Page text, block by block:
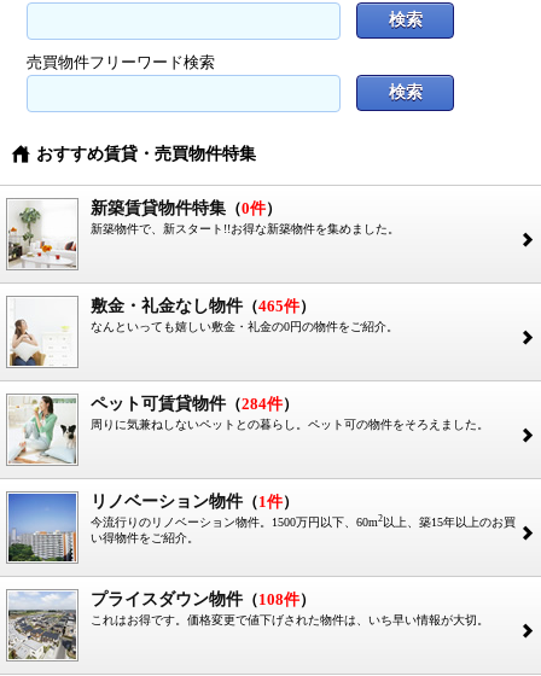
売買物件フリーワード検索
} おすすめ賃貸・売買物件特集
新築賃貸物件特集 （0件）
新築物件で、新スタート!!お得な新築物件を集めました。
2
敷金・礼金なし物件（465件）
なんといっても嬉しい敷金・礼金の0円の物件をご紹介。
2
ペット可賃貸物件（284件）
周りに気兼ねしないペットとの暮らし。ペット可の物件をそろえました。
2
リノベーション物件（1件）
今流行りのリノベーション物件。1500万円以下、60m2 以上、築15年以上のお買
い得物件をご紹介。
2
プライスダウン物件（108件）
これはお得です。価格変更で値下げされた物件は、いち早い情報が大切。
2